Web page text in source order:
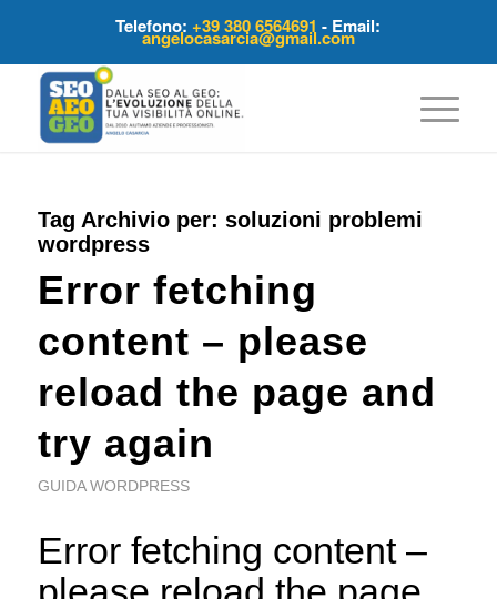
Telefono:+39 380 6564691 - Email:
angelocasarcia@gmail.com
Tag Archivio per: soluzioni problemi
wordpress
Error fetching
content – please
reload the page and
try again
GUIDA WORDPRESS
Error fetching content –